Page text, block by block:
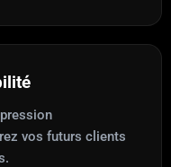
vos futurs clients